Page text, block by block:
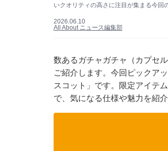
いクオリティの高さに注目が集まる今回
2026.06.10
All About ニュース編集部
数あるガチャガチャ（カプセ
ご紹介します。今回ピックア
スコット」です。限定アイテ
で、気になる仕様や魅力を紹介